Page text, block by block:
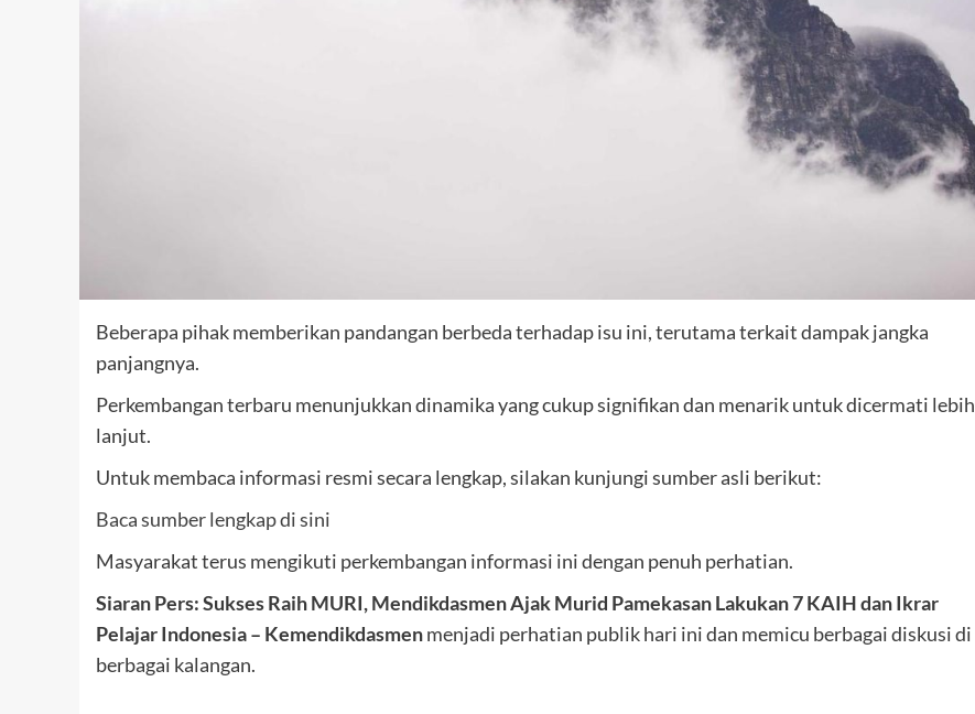
Beberapa pihak memberikan pandangan berbeda terhadap isu ini, terutama terkait dampak jangka
panjangnya.
Perkembangan terbaru menunjukkan dinamika yang cukup signifikan dan menarik untuk dicermati lebih
lanjut.
Untuk membaca informasi resmi secara lengkap, silakan kunjungi sumber asli berikut:
Baca sumber lengkap di sini
Masyarakat terus mengikuti perkembangan informasi ini dengan penuh perhatian.
Siaran Pers: Sukses Raih MURI, Mendikdasmen Ajak Murid Pamekasan Lakukan 7 KAIH dan Ikrar
Pelajar Indonesia – Kemendikdasmenmenjadi perhatian publik hari ini dan memicu berbagai diskusi di
berbagai kalangan.